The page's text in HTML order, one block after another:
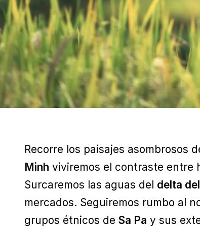
Recorre los paisajes asombrosos
Minh viviremos el contraste entre
Surcaremos las aguas del delta
mercados. Seguiremos rumbo al
grupos étnicos de Sa Pa y sus